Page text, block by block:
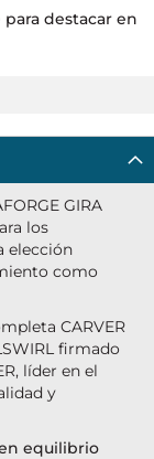
destacar en
GIRA
los
elección
como
CARVER
firmado
líder en el
y
equilibrio